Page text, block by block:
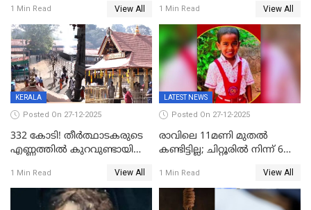
കേസ്; തർക്കമുണ്ടായത്
ഫേഷ്യലിന് 300 രൂപ
ആവശ്യപ്പെട്ടതിനെച്ചൊല്ലി
1 Min Read View All
അപകടം കണ്ണൂരിൽ
1 Min Read View All
KERALA
Posted On 27-12-2025
332 കോടി! തീർത്ഥാടകരുടെ
എണ്ണത്തിൽ കുറവുണ്ടായിട്ടും
കുതിച്ചുയരുന്നു
1 Min Read View All
LATEST NEWS
Posted On 27-12-2025
രാവിലെ 11മണി മുതൽ
കണ്ടിട്ടില്ല; ചിറ്റൂരിൽ നിന്ന് 6
1 Min Read View All